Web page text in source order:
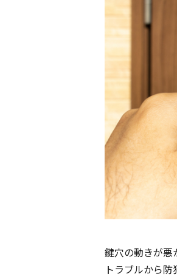
鍵穴の動きが悪
トラブルから